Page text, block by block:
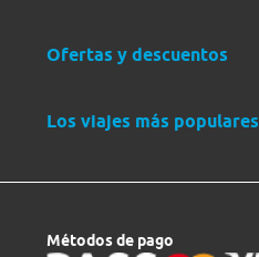
Ofertas y descuentos
Los viajes más populares
Métodos de pago